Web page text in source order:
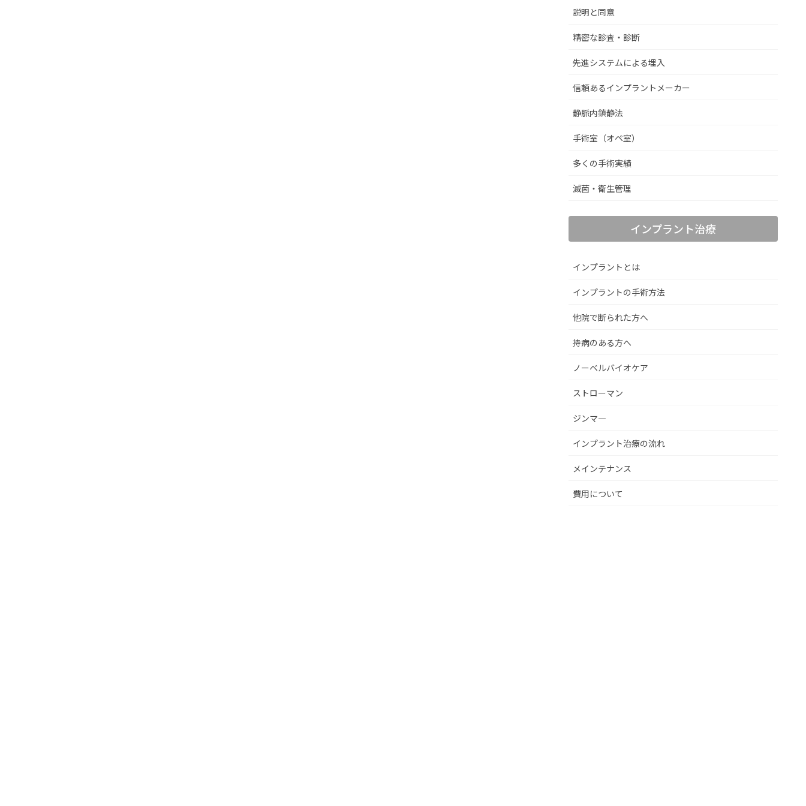
説明と同意
精密な診査・診断
先進システムによる埋入
信頼あるインプラントメーカー
静脈内鎮静法
手術室（オペ室）
多くの手術実績
滅菌・衛生管理
インプラント治療
インプラントとは
インプラントの手術方法
他院で断られた方へ
持病のある方へ
ノーベルバイオケア
ストローマン
ジンマ―
インプラント治療の流れ
メインテナンス
費用について